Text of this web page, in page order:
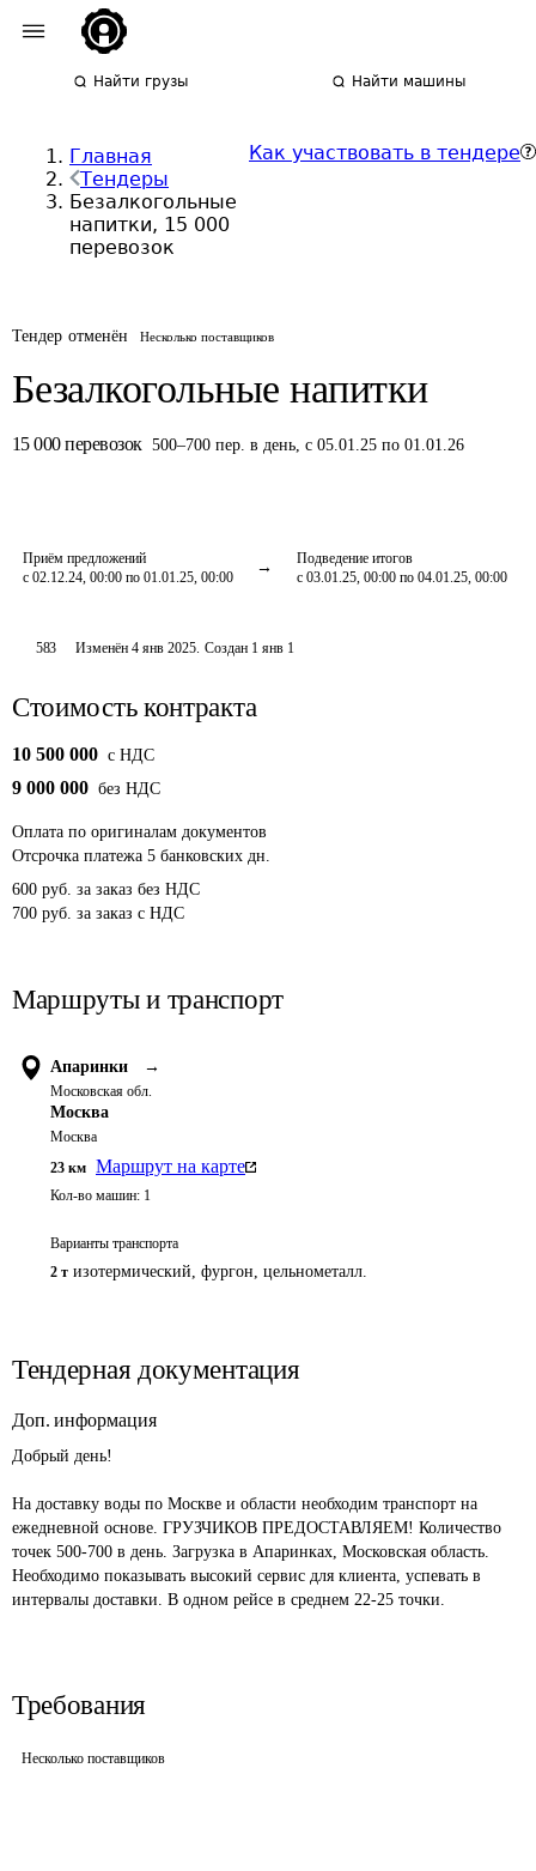
Найти грузы Найти машины
Главная
Тендеры
Безалкогольные
напитки, 15 000
перевозок
Как участвовать в тендере
Тендер отменён Несколько поставщиков
Безалкогольные напитки
15 000 перевозок 500–700 пер. в день, с 05.01.25 по 01.01.26
Приём предложений
с 02.12.24, 00:00 по 01.01.25, 00:00
Подведение итогов
с 03.01.25, 00:00 по 04.01.25, 00:00
583 Изменён4 янв 2025. Создан 1 янв 1
Стоимость контракта
10 500 000 c НДС
9 000 000 без НДС
Оплата по оригиналам документов
Отсрочка платежа 5 банковских дн.
600 руб. за заказ без НДС
700 руб. за заказ с НДС
Маршруты и транспорт
Апаринки →
Московская обл.
Москва
Москва
23 км Маршрут на карте
Кол-во машин: 1
Варианты транспорта
2 т изотермический, фургон, цельнометалл.
Тендерная документация
Доп. информация
Добрый день!
На доставку воды по Москве и области необходим транспорт на
ежедневной основе. ГРУЗЧИКОВ ПРЕДОСТАВЛЯЕМ! Количество
точек 500-700 в день. Загрузка в Апаринках, Московская область.
Необходимо показывать высокий сервис для клиента, успевать в
интервалы доставки. В одном рейсе в среднем 22-25 точки.
Требования
Несколько поставщиков